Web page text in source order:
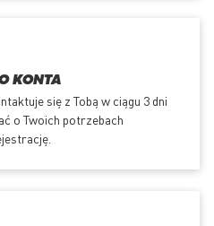
KONTA
się z Tobą w ciągu 3 dni
o Twoich potrzebach